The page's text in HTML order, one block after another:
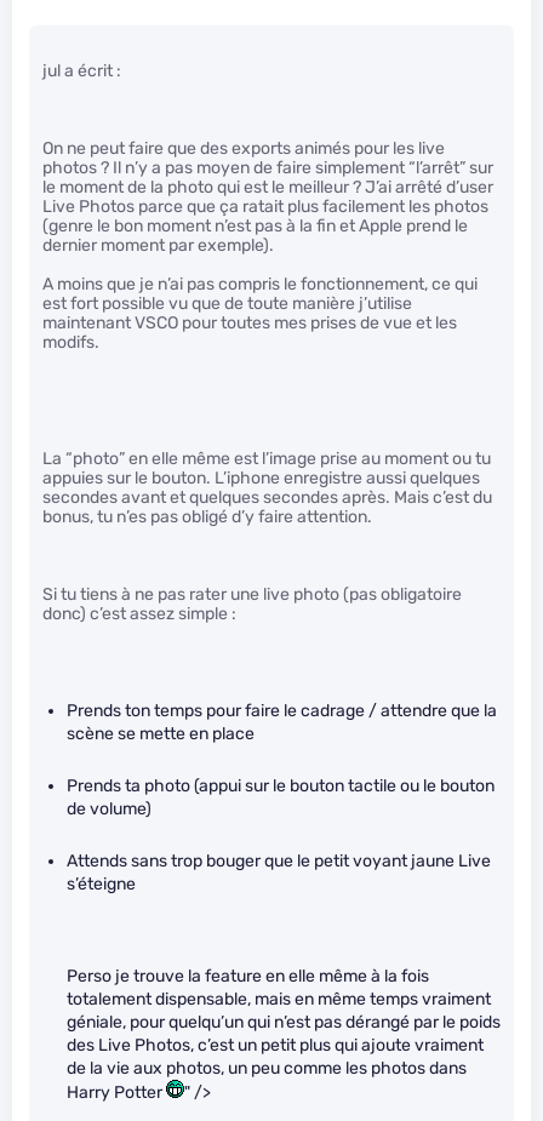
jul a écrit :
On ne peut faire que des exports animés pour les live
photos ? Il n’y a pas moyen de faire simplement “l’arrêt” sur
le moment de la photo qui est le meilleur ? J’ai arrêté d’user
Live Photos parce que ça ratait plus facilement les photos
(genre le bon moment n’est pas à la fin et Apple prend le
dernier moment par exemple).
A moins que je n’ai pas compris le fonctionnement, ce qui
est fort possible vu que de toute manière j’utilise
maintenant VSCO pour toutes mes prises de vue et les
modifs.
La “photo” en elle même est l’image prise au moment ou tu
appuies sur le bouton. L’iphone enregistre aussi quelques
secondes avant et quelques secondes après. Mais c’est du
bonus, tu n’es pas obligé d’y faire attention.
Si tu tiens à ne pas rater une live photo (pas obligatoire
donc) c’est assez simple :
Prends ton temps pour faire le cadrage / attendre que la
scène se mette en place
Prends ta photo (appui sur le bouton tactile ou le bouton
de volume)
Attends sans trop bouger que le petit voyant jaune Live
s’éteigne
Perso je trouve la feature en elle même à la fois
totalement dispensable, mais en même temps vraiment
géniale, pour quelqu’un qui n’est pas dérangé par le poids
des Live Photos, c’est un petit plus qui ajoute vraiment
de la vie aux photos, un peu comme les photos dans
Harry Potter
" />